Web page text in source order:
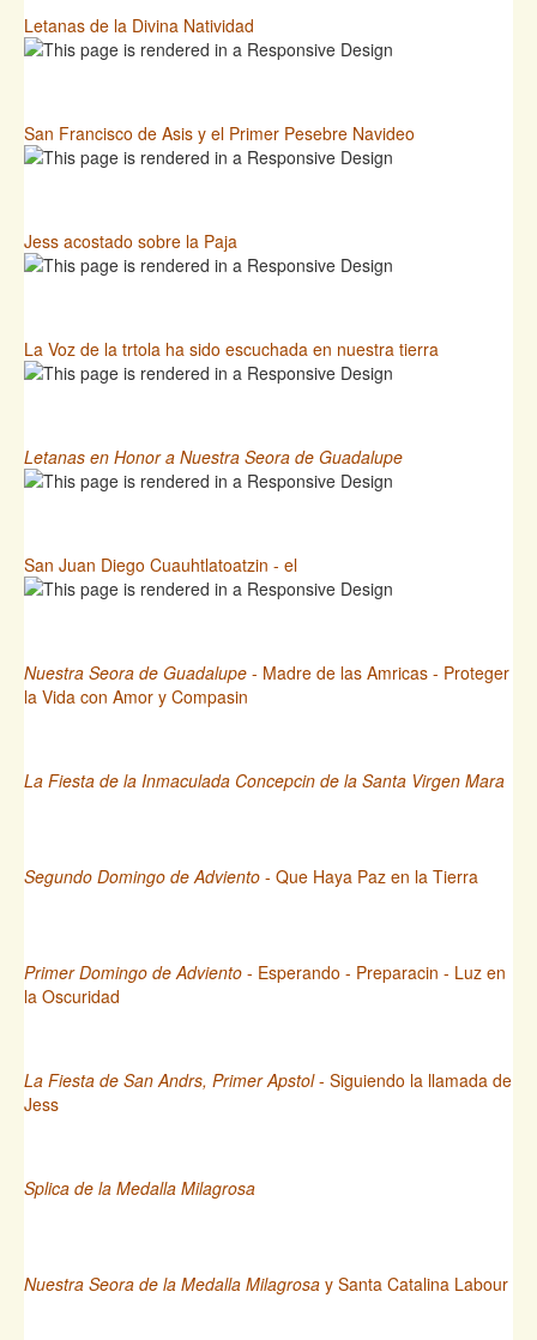
Letanas de la Divina Natividad
San Francisco de Asis y el Primer Pesebre Navideo
Jess acostado sobre la Paja
La Voz de la trtola ha sido escuchada en nuestra tierra
Letanas en Honor a Nuestra Seora de Guadalupe
San Juan Diego Cuauhtlatoatzin - el
Nuestra Seora de Guadalupe - Madre de las Amricas - Proteger
la Vida con Amor y Compasin
La Fiesta de la Inmaculada Concepcin de la Santa Virgen Mara
Segundo Domingo de Adviento - Que Haya Paz en la Tierra
Primer Domingo de Adviento - Esperando - Preparacin - Luz en
la Oscuridad
La Fiesta de San Andrs, Primer Apstol- Siguiendo la llamada de
Jess
Splica de la Medalla Milagrosa
Nuestra Seora de la Medalla Milagrosa y Santa Catalina Labour